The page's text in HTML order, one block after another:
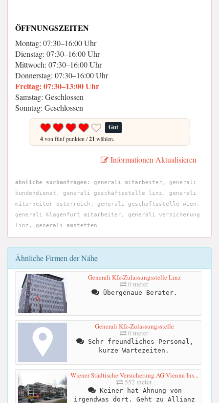
ÖFFNUNGSZEITEN
Montag: 07:30–16:00 Uhr
Dienstag: 07:30–16:00 Uhr
Mittwoch: 07:30–16:00 Uhr
Donnerstag: 07:30–16:00 Uhr
Freitag: 07:30–13:00 Uhr
Samstag: Geschlossen
Sonntag: Geschlossen
Gut
4von fünf punkten /21 wählen.
Informationen Aktualisieren
ähnliche suchanfragen:
generali mitarbeiter, generali
kundendienst, generali geschäftsstelle linz, generali
mitarbeiter österreich, generali geschäftsstelle wien,
generali klagenfurt mitarbeiter, generali versicherung
linz, generali amstetten
Ähnliche Firmen der Nähe
Generali Kfz-Zulassungsstelle Linz
0 meter
Übergenaue Berater.
Generali Kfz-Zulassungsstelle
0 meter
Sehr freundliches Personal,
kurze Wartezeiten.
Wiener Städtische Versicherung AG Vienna Ins...
552 meter
Keiner hat Ahnung von
irgendwas dort. Geht zu Allianz